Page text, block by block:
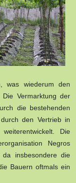
was wiederum den
Vermarktung der
die bestehenden
den Vertrieb in
Die
Negros
insbesondere die
Bauern oftmals ein